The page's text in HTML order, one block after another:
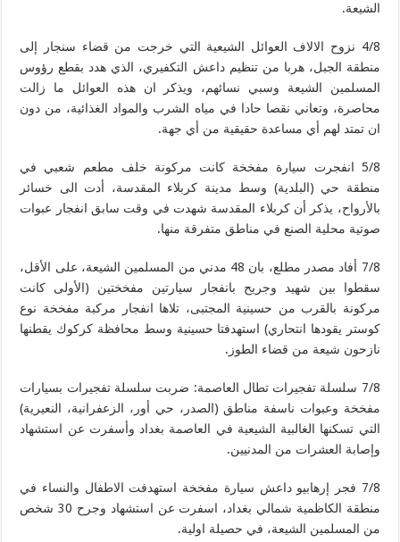
الشيعة.
4/8 نزوح الالاف العوائل الشيعية التي خرجت من قضاء سنجار إلى
منطقة الجبل، هربا من تنظيم داعش التكفيري، الذي هدد بقطع رؤوس
المسلمين الشيعة وسبي نسائهم، ويذكر ان هذه العوائل ما زالت
محاصرة، وتعاني نقصا حادا في مياه الشرب والمواد الغذائية، من دون
ان تمتد لهم أي مساعدة حقيقية من أي جهة.
5/8 انفجرت سيارة مفخخة كانت مركونة خلف مطعم شعبي في
منطقة حي (البلدية) وسط مدينة كربلاء المقدسة، أدت الى خسائر
بالأرواح، يذكر أن كربلاء المقدسة شهدت في وقت سابق انفجار عبوات
صوتية محلية الصنع في مناطق متفرقة منها.
7/8 أفاد مصدر مطلع، بان 48 مدني من المسلمين الشيعة، على الأقل،
سقطوا بين شهيد وجريح بانفجار سيارتين مفخختين (الأولى كانت
مركونة بالقرب من حسينية المجتبى، تلاها انفجار مركبة مفخخة نوع
كوستر يقودها انتحاري) استهدفتا حسينية وسط محافظة كركوك يقطنها
نازحون شيعة من قضاء الطوز.
7/8 سلسلة تفجيرات تطال العاصمة: ضربت سلسلة تفجيرات بسيارات
مفخخة وعبوات ناسفة مناطق (الصدر، حي أور، الزعفرانية، النعيرية)
التي تسكنها الغالبية الشيعية في العاصمة بغداد وأسفرت عن استشهاد
وإصابة العشرات من المدنيين.
7/8 فجر إرهابيو داعش سيارة مفخخة استهدفت الاطفال والنساء في
منطقة الكاظمية شمالي بغداد، اسفرت عن استشهاد وجرح 30 شخص
من المسلمين الشيعة، في حصيلة اولية.